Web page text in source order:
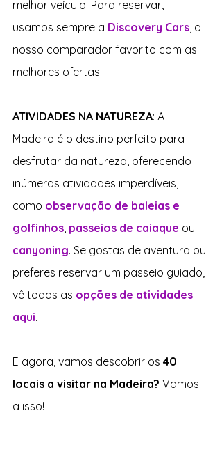
melhor veículo. Para reservar,
usamos sempre a Discovery Cars, o
nosso comparador favorito com as
melhores ofertas.
ATIVIDADES NA NATUREZA: A
Madeira é o destino perfeito para
desfrutar da natureza, oferecendo
inúmeras atividades imperdíveis,
como observação de baleias e
golfinhos, passeios de caiaque ou
canyoning. Se gostas de aventura ou
preferes reservar um passeio guiado,
vê todas as opções de atividades
aqui.
E agora, vamos descobrir os 40
locais a visitar na Madeira? Vamos
a isso!